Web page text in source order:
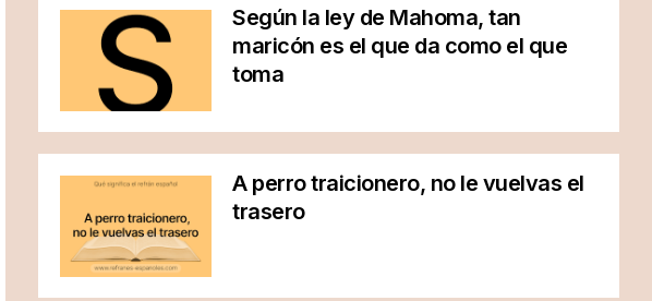
Según la ley de Mahoma, tan
maricón es el que da como el que
toma
A perro traicionero, no le vuelvas el
trasero